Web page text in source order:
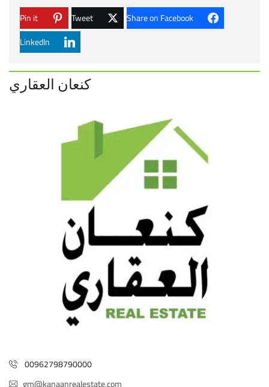
Share on Facebook
Tweet
Pin it
LinkedIn
كنعان العقاري
00962798790000
gm@kanaanrealestate.com